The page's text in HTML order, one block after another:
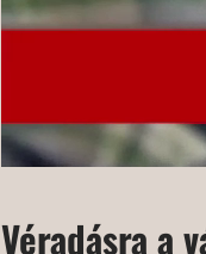
Véradásra a